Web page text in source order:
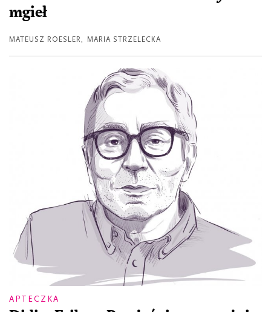
mgieł
MATEUSZ ROESLER MARIA STRZELECKA
APTECZKA